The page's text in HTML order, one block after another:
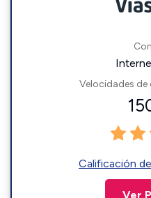
Velocidades de
Calificación
Ver